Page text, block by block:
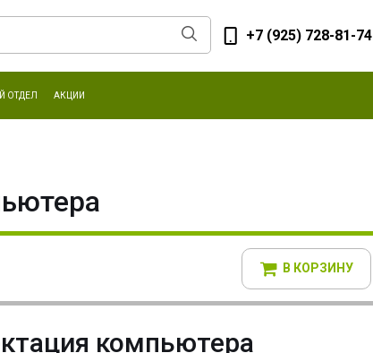
+7 (925) 728-81-74
ОТДЕЛ АКЦИИ
В КОРЗИНУ
компьютера